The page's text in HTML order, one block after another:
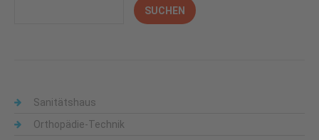
Sanitätshaus
Orthopädie-Technik